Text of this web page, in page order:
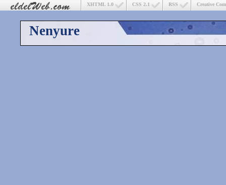
Creative
RSS
CSS 2.1
XHTML 1.0
Nenyure